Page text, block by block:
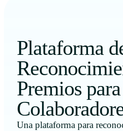
Plataforma
Premios para
Una plataforma para